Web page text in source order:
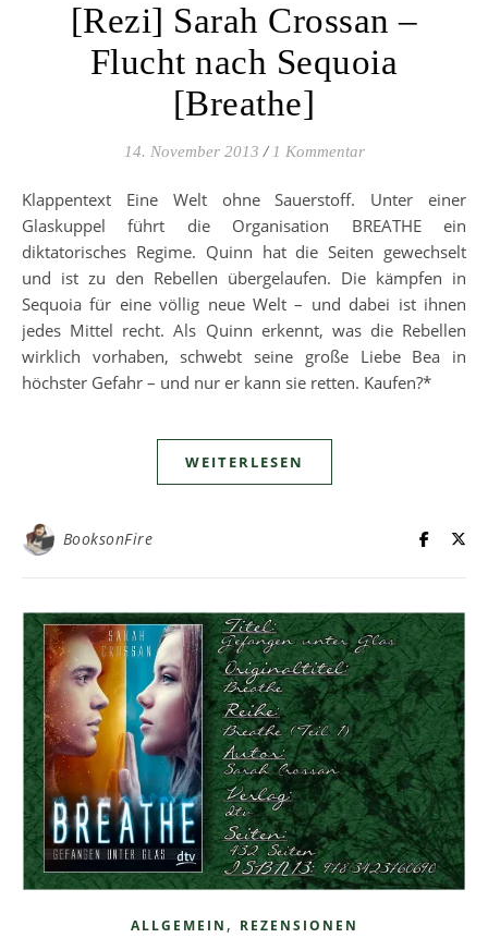
[Rezi] Sarah Crossan –
Flucht nach Sequoia
[Breathe]
14. November 2013 / 1 Kommentar
Klappentext Eine Welt ohne Sauerstoff. Unter einer
Glaskuppel führt die Organisation BREATHE ein
diktatorisches Regime. Quinn hat die Seiten gewechselt
und ist zu den Rebellen übergelaufen. Die kämpfen in
Sequoia für eine völlig neue Welt – und dabei ist ihnen
jedes Mittel recht. Als Quinn erkennt, was die Rebellen
wirklich vorhaben, schwebt seine große Liebe Bea in
höchster Gefahr – und nur er kann sie retten. Kaufen?*
WEITERLESEN
BooksonFire
ALLGEMEIN , REZENSIONEN